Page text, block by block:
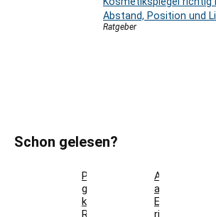
Abstand, Position und
Ratgeber
Schon gelesen?
Parkett
günstig
kaufen:
Restposten,
aus
Eiche
richtig